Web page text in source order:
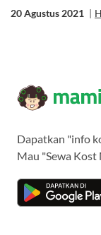
20 Agustus 2021 |
Dapatkan "info
Mau "Sewa Kost